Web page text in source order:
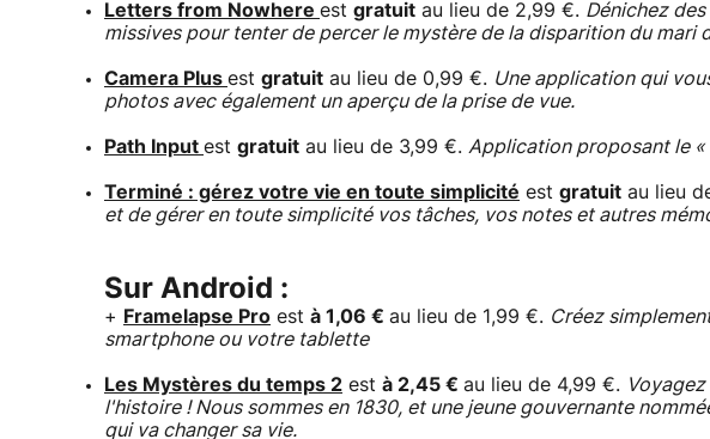
Letters from Nowhere est gratuit au lieu de 2,99 €. Dénichez
missives pour tenter de percer le mystère de la disparition du mari
Camera Plus est gratuit au lieu de 0,99 €. Une application qui
photos avec également un aperçu de la prise de vue.
Path Input est gratuit au lieu de 3,99 €. Application proposant le «
Terminé : gérez votre vie en toute simplicité est gratuit au lieu
et de gérer en toute simplicité vos tâches, vos notes et autres
Sur Android :
+ Framelapse Pro est à 1,06 € au lieu de 1,99 €. Créez
smartphone ou votre tablette
Les Mystères du temps 2 est à 2,45 € au lieu de 4,99 €.
l'histoire ! Nous sommes en 1830, et une jeune gouvernante
qui va changer sa vie.